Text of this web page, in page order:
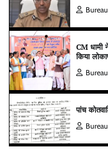
CM धामी
किया
पांच